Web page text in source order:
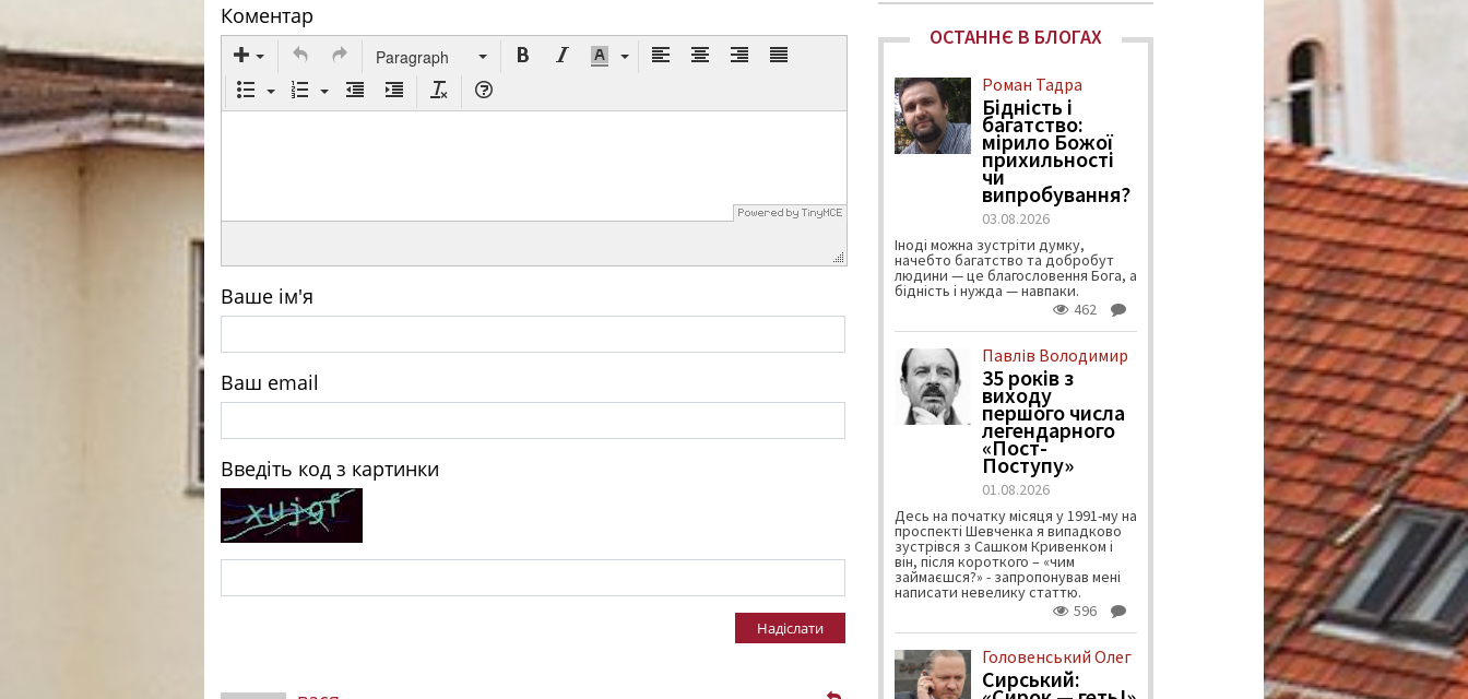
Коментар
Paragraph
Ваше ім'я
Ваш email
Введіть код з картинки
Надіслати
ОСТАННЄ В БЛОГАХ
Роман Тадра
Бідність і
багатство:
мірило Божої
прихильності
чи
випробування?
03.08.2026
Іноді можна зустріти думку,
начебто багатство та добробут
людини — це благословення Бога, а
бідність і нужда — навпаки.
462
Павлів Володимир
35 років з
виходу
першого числа
легендарного
«Пост-
Поступу»
01.08.2026
Десь на початку місяця у 1991-му на
проспекті Шевченка я випадково
зустрівся з Сашком Кривенком і
він, після короткого – «чим
займаєшся?» - запропонував мені
написати невелику статтю.
596
Головенський Олег
Сирський: